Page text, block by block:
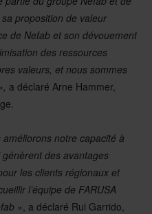
proposition de valeur
de Nefab et son dévouement
des ressources
valeurs, et nous sommes
a déclaré Arne Hammer,
notre capacité à
des avantages
les clients régionaux et
l’équipe de FARUSA
», a déclaré Rui Garrido,